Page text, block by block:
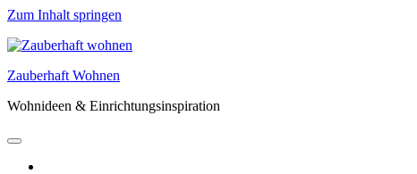
Zum Inhalt springen
Zauberhaft Wohnen
Wohnideen & Einrichtungsinspiration